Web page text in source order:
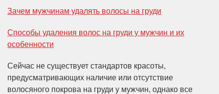
Зачем мужчинам удалять волосы на груди
Способы удаления волос на груди у мужчин и их
особенности
Сейчас не существует стандартов красоты,
предусматривающих наличие или отсутствие
волосяного покрова на груди у мужчин, однако все